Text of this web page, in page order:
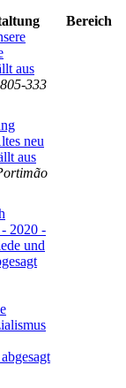
Bereich
aus
333
neu
aus
2020 -
und